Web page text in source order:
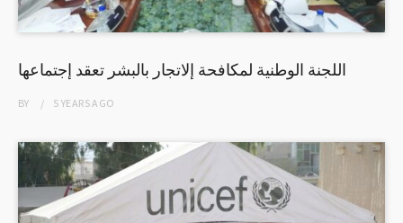
اللجنة الوطنية لمكافحة إلاتجار بالبشر تعقد إجتماعها
BY 5 YEARSAGO